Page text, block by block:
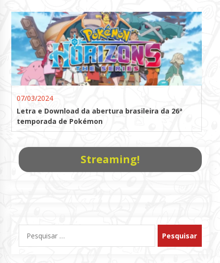
07/03/2024
Letra e Download da abertura brasileira da 26ª
temporada de Pokémon
Streaming!
por: